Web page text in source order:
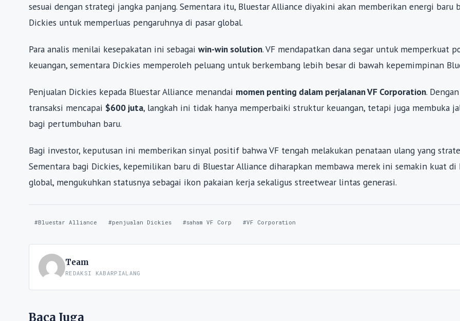
sesuai dengan strategi jangka panjang. Sementara itu, Bluestar Alliance diyakini akan memberikan energi baru
Dickies untuk memperluas pengaruhnya di pasar global.
Para analis menilai kesepakatan ini sebagai win-win solution. VF mendapatkan dana segar untuk memperkuat
keuangan, sementara Dickies memperoleh peluang untuk berkembang lebih besar di bawah kepemimpinan
Penjualan Dickies kepada Bluestar Alliance menandai momen penting dalam perjalanan VF Corporation.
transaksi mencapai $600 juta, langkah ini tidak hanya memperbaiki struktur keuangan, tetapi juga membuka
bagi pertumbuhan baru.
Bagi investor, keputusan ini memberikan sinyal positif bahwa VF tengah melakukan penataan ulang yang
Sementara bagi Dickies, kepemilikan baru di Bluestar Alliance diharapkan membawa merek ini semakin kuat di
global, mengukuhkan statusnya sebagai ikon pakaian kerja sekaligus streetwear lintas generasi.
#Bluestar Alliance #penjualan Dickies #saham VF Corp #VF Corporation
Team
REDAKSI KABARPIALANG
Baca Juga